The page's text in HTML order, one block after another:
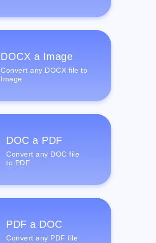
DOCX a Image
Convert any DOCX file to
Image
DOC a PDF
Convert any DOC file
to PDF
PDF a DOC
Convert any PDF file